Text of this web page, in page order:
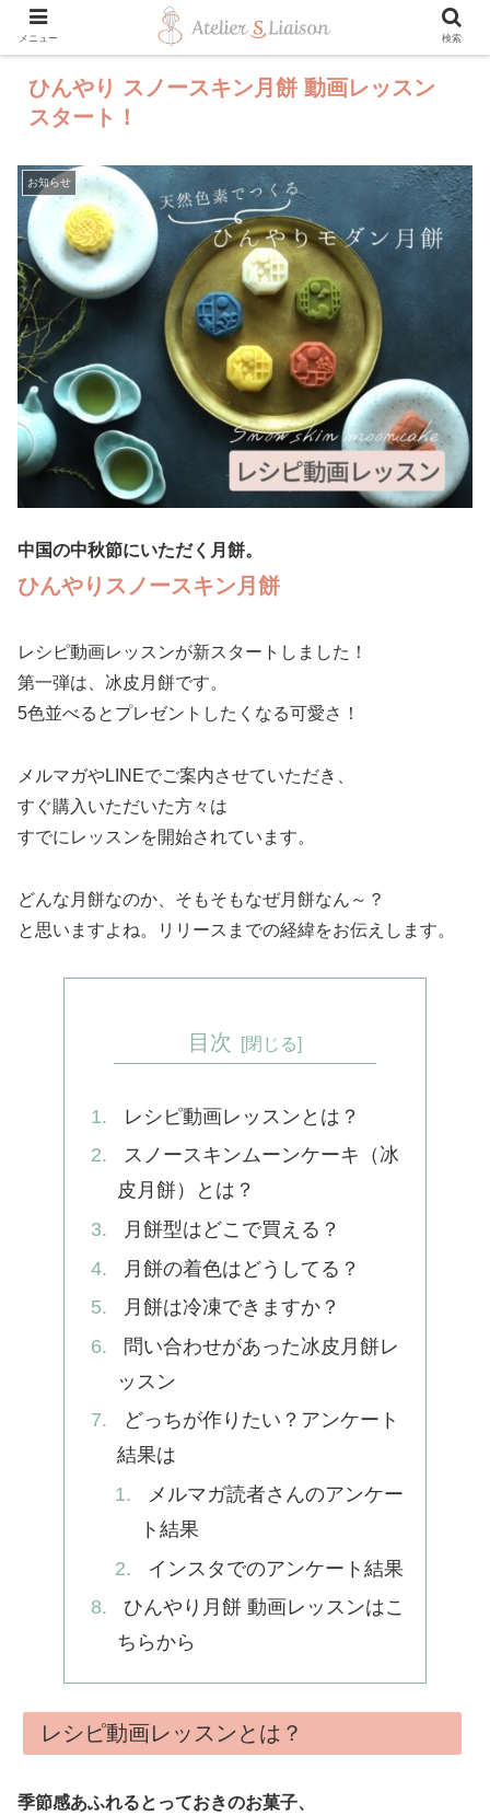
ひんやり スノースキン月餅 動画レッスン
スタート！
お知らせ
中国の中秋節にいただく月餅。
ひんやりスノースキン月餅
レシピ動画レッスンが新スタートしました！
第一弾は、冰皮月餅です。
5色並べるとプレゼントしたくなる可愛さ！
メルマガやLINEでご案内させていただき、
すぐ購入いただいた方々は
すでにレッスンを開始されています。
どんな月餅なのか、そもそもなぜ月餅なん～？
と思いますよね。リリースまでの経緯をお伝えします。
目次
レシピ動画レッスンとは？
スノースキンムーンケーキ（冰
皮月餅）とは？
月餅型はどこで買える？
月餅の着色はどうしてる？
月餅は冷凍できますか？
問い合わせがあった冰皮月餅レ
ッスン
どっちが作りたい？アンケート
結果は
メルマガ読者さんのアンケー
ト結果
インスタでのアンケート結果
ひんやり月餅 動画レッスンはこ
ちらから
レシピ動画レッスンとは？
季節感あふれるとっておきのお菓子、
メニュー 検索